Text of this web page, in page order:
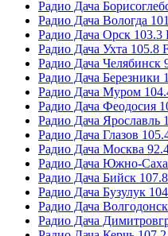
Радио Дача
Радио Дача Вологда
Радио Дача Орск 103.3
Радио Дача Ухта 105.8
Радио Дача Челябинск
Радио Дача Березники
Радио Дача Муром
Радио Дача Феодосия
Радио Дача Ярославль
Радио Дача Глазов
Радио Дача Москва
Радио Дача Южно-
Радио Дача Бийск
Радио Дача Бузулук
Радио Дача
Радио Дача